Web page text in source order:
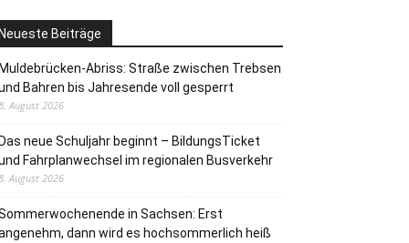
Beiträge
Abriss: Straße zwischen Trebsen
Bahren bis Jahresende voll gesperrt
August 2026
neue Schuljahr beginnt – BildungsTicket
Fahrplanwechsel im regionalen Busverkehr
August 2026
in Sachsen: Erst
dann wird es hochsommerlich heiß